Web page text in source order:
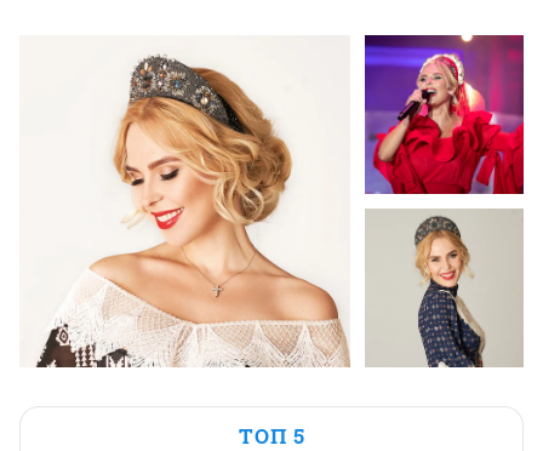
ТОП 5